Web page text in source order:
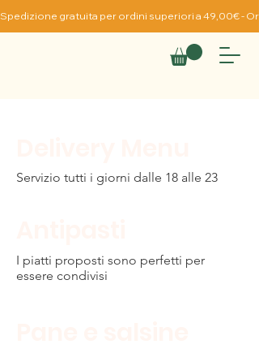
Spedizione gratuita per ordini superiori a 49,00€ -
Servizio tutti i giorni dalle 18 alle 23
I piatti proposti sono perfetti per
essere condivisi